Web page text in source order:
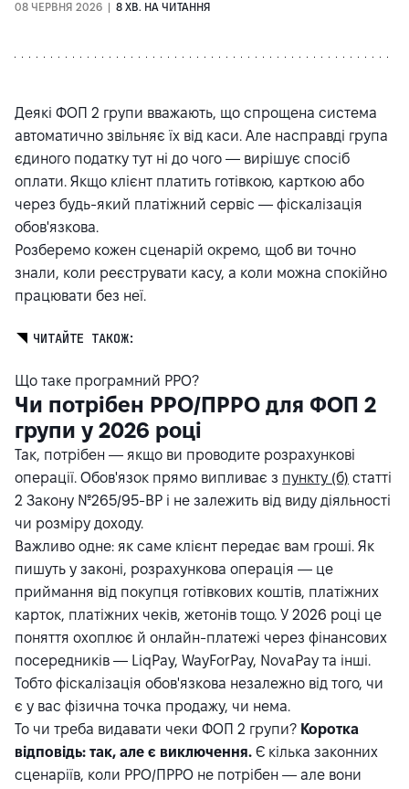
08 ЧЕРВНЯ 2026 | 8 ХВ. НА ЧИТАННЯ
Деякі ФОП 2 групи вважають, що спрощена система
автоматично звільняє їх від каси. Але насправді група
єдиного податку тут ні до чого — вирішує спосіб
оплати. Якщо клієнт платить готівкою, карткою або
через будь-який платіжний сервіс — фіскалізація
обов'язкова.
Розберемо кожен сценарій окремо, щоб ви точно
знали, коли реєструвати касу, а коли можна спокійно
працювати без неї.
ЧИТАЙТЕ ТАКОЖ:
Що таке програмний РРО?
Чи потрібен РРО/ПРРО для ФОП 2
групи у 2026 році
Так, потрібен — якщо ви проводите розрахункові
операції. Обов'язок прямо випливає з пункту (б) статті
2 Закону №265/95-ВР і не залежить від виду діяльності
чи розміру доходу.
Важливо одне: як саме клієнт передає вам гроші. Як
пишуть у законі, розрахункова операція — це
приймання від покупця готівкових коштів, платіжних
карток, платіжних чеків, жетонів тощо. У 2026 році це
поняття охоплює й онлайн-платежі через фінансових
посередників — LiqPay, WayForPay, NovaPay та інші.
Тобто фіскалізація обов'язкова незалежно від того, чи
є у вас фізична точка продажу, чи нема.
То чи треба видавати чеки ФОП 2 групи? Коротка
відповідь: так, але є виключення. Є кілька законних
сценаріїв, коли РРО/ПРРО не потрібен — але вони